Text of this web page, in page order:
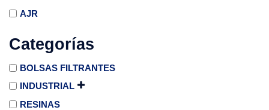
AJR
Categorías
BOLSAS FILTRANTES
INDUSTRIAL
RESINAS